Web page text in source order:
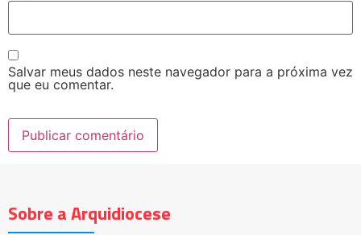
Salvar meus dados neste navegador para a próxima vez
que eu comentar.
Sobre a Arquidiocese